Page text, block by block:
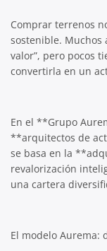
Comprar terrenos
sostenible. Muchos
valor”, pero pocos
convertirla en un
En el **Grupo
**arquitectos de
se basa en la
revalorización
una cartera
El modelo Aurema: